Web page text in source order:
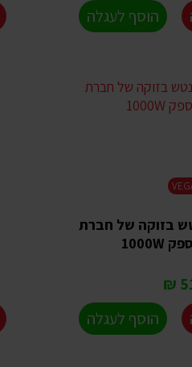
הוסף לעגלה
12 אינטש בזוקה של חברת
הוסף לעגלה